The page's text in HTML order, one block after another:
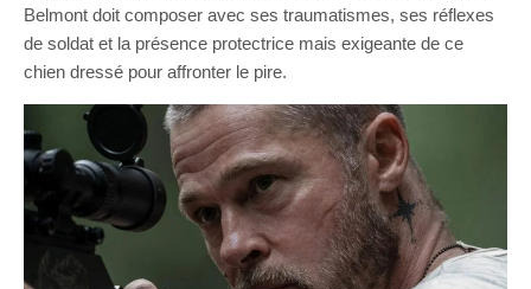
Belmont doit composer avec ses traumatismes, ses réflexes
de soldat et la présence protectrice mais exigeante de ce
chien dressé pour affronter le pire.